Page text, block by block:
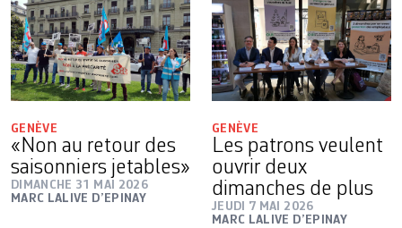
GENÈVE
«Non au retour des
saisonniers jetables»
DIMANCHE 31 MAI 2026
MARC LALIVE D’EPINAY
GENÈVE
Les patrons veulent
ouvrir deux
dimanches de plus
JEUDI 7 MAI 2026
MARC LALIVE D’EPINAY